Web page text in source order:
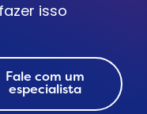
isso
Fale com um
especialista